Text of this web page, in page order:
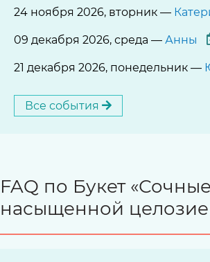
24 ноября 2026, вторник —
09 декабря 2026, среда — Анны
21 декабря 2026, понедельник —
Все события
FAQ по Букет
насыщенной